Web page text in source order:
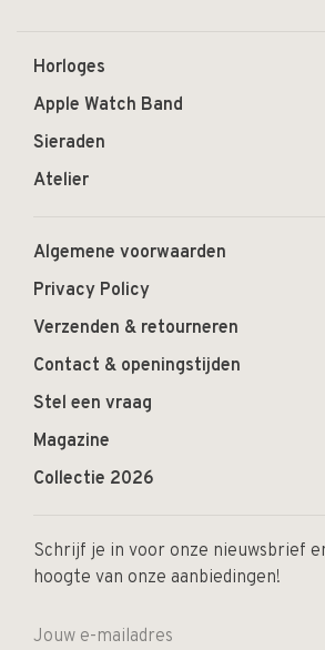
Horloges
Apple Watch Band
Sieraden
Atelier
Algemene voorwaarden
Privacy Policy
Verzenden & retourneren
Contact & openingstijden
Stel een vraag
Magazine
Collectie 2026
Schrijf je in voor onze nieuwsbrief
hoogte van onze aanbiedingen!